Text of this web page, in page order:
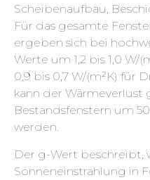
Scheibenaufbau,
Für das gesamte
ergeben sich bei
Werte um 1,2 bis 1,0 W/
0,9 bis 0,7 W/(m²K) für
kann der
Bestandsfenstern um
werden.
Der g-Wert beschreibt,
Sonneneinstrahlung in